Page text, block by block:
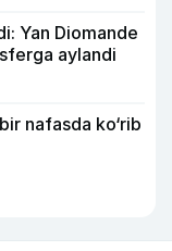
Yan Diomande
aylandi
nafasda ko‘rib